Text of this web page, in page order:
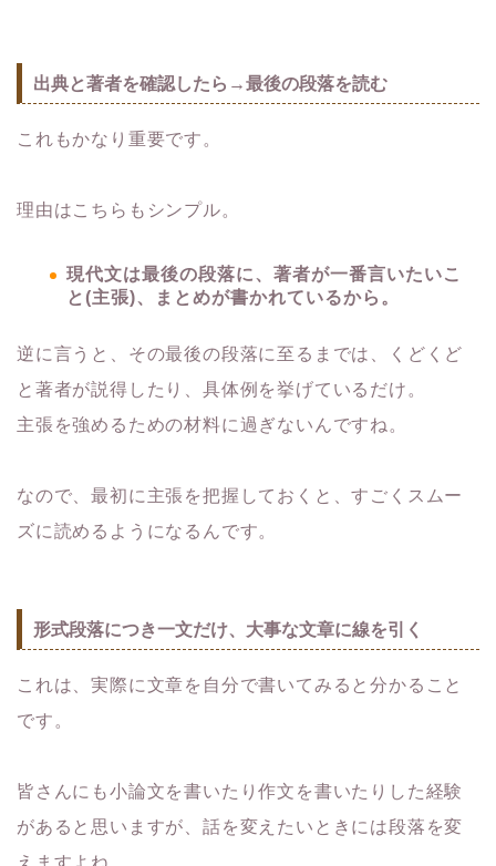
出典と著者を確認したら→最後の段落を読む
これもかなり重要です。
理由はこちらもシンプル。
現代文は最後の段落に、著者が一番言いたいこ
と(主張)、まとめが書かれているから。
逆に言うと、その最後の段落に至るまでは、くどくど
と著者が説得したり、具体例を挙げているだけ。
主張を強めるための材料に過ぎないんですね。
なので、最初に主張を把握しておくと、すごくスムー
ズに読めるようになるんです。
形式段落につき一文だけ、大事な文章に線を引く
これは、実際に文章を自分で書いてみると分かること
です。
皆さんにも小論文を書いたり作文を書いたりした経験
があると思いますが、話を変えたいときには段落を変
えますよね。